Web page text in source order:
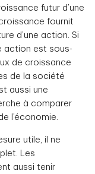
futur d’une
fournit
d’une action. Si
action est sous-
de croissance
de la société
aussi une
à comparer
l’économie.
utile, il ne
Les
aussi tenir